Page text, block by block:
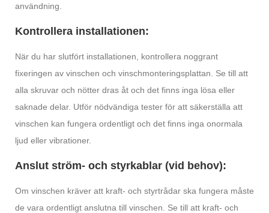
användning.
Kontrollera installationen:
När du har slutfört installationen, kontrollera noggrant
fixeringen av vinschen och vinschmonteringsplattan. Se till att
alla skruvar och nötter dras åt och det finns inga lösa eller
saknade delar. Utför nödvändiga tester för att säkerställa att
vinschen kan fungera ordentligt och det finns inga onormala
ljud eller vibrationer.
Anslut ström- och styrkablar (vid behov):
Om vinschen kräver att kraft- och styrtrådar ska fungera måste
de vara ordentligt anslutna till vinschen. Se till att kraft- och